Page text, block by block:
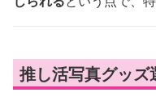
推し活写真グッ